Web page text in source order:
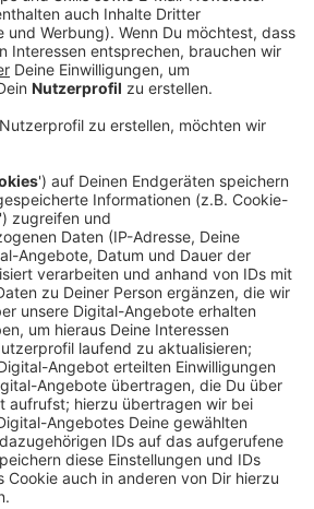
prüft laut Polizei auch die
Fanszene.
10.01.2024 06:19
unter anderem vor, dass sie den
bewusst eskaliert hat
gegen mehrere Personen
keinen Rettungswagen
Geschehen ganz anders da.
Fans die Beamten beleidigt,
auch verletzt. Welche Version
Staatsanwaltschaft
dazu laufen.